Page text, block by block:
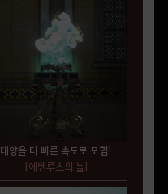
대양을 더 빠른 속도로 모험!
[에벤루스의 놀]